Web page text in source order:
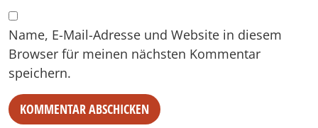
Name, E-Mail-Adresse und Website in diesem
Browser für meinen nächsten Kommentar
speichern.